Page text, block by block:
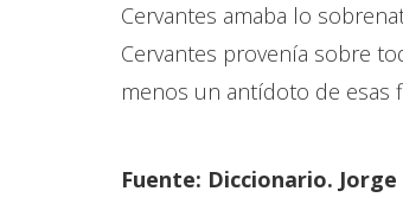
Cervantes amaba lo
Cervantes provenía sobre
menos un antídoto de esas
Fuente: Diccionario.